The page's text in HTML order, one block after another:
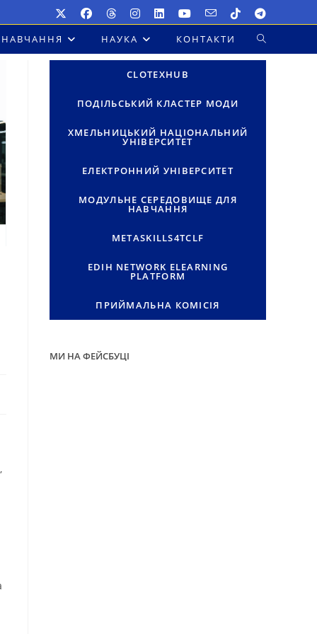
НАВЧАННЯ НАУКА КОНТАКТИ
CLOTEXHUB
ПОДІЛЬСЬКИЙ КЛАСТЕР МОДИ
ХМЕЛЬНИЦЬКИЙ НАЦІОНАЛЬНИЙ
УНІВЕРСИТЕТ
ЕЛЕКТРОННИЙ УНІВЕРСИТЕТ
МОДУЛЬНЕ СЕРЕДОВИЩЕ ДЛЯ
НАВЧАННЯ
METASKILLS4TCLF
EDIH NETWORK ELEARNING
PLATFORM
ПРИЙМАЛЬНА КОМІСІЯ
МИ НА ФЕЙСБУЦІ